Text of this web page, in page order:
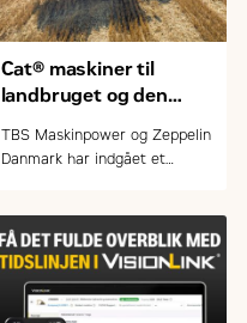
Cat® maskiner til
landbruget og den
TBS Maskinpower og Zeppelin
Danmark har indgået et